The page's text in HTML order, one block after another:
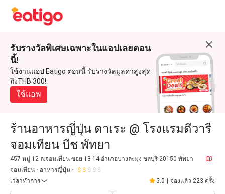
รับรางวัลพิเศษเฉพาะในแอปเลยตอน
นี้!
ใช้งานแอป Eatigo ตอนนี้ รับรางวัลมูลค่าสูงสุด
ถึงTHB 300!
ใช้แอพ
ร้านอาหารญี่ปุ่น ดาเระ @ โรงแรมดีวารี
จอมเทียน บีช พัทยา
457 หมู่ 12 ถ.จอมเทียน ซอย 13-14 อำเภอบางละมุง ชลบุรี 20150 พัทยา
จอมเทียน
อาหารญี่ปุ่น
เวลาทำการ
5.0 จองแล้ว 223 ครั้ง